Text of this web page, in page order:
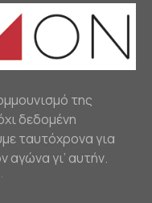
της
δεδομένη
ταυτόχρονα για
αγώνα γι’ αυτήν.